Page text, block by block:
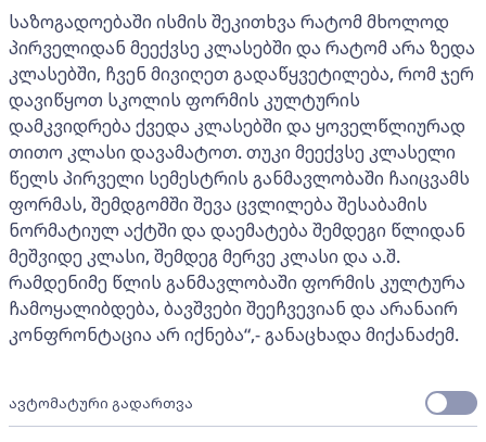
საზოგადოებაში ისმის შეკითხვა რატომ მხოლოდ
პირველიდან მეექვსე კლასებში და რატომ არა ზედა
კლასებში, ჩვენ მივიღეთ გადაწყვეტილება, რომ ჯერ
დავიწყოთ სკოლის ფორმის კულტურის
დამკვიდრება ქვედა კლასებში და ყოველწლიურად
თითო კლასი დავამატოთ. თუკი მეექვსე კლასელი
წელს პირველი სემესტრის განმავლობაში ჩაიცვამს
ფორმას, შემდგომში შევა ცვლილება შესაბამის
ნორმატიულ აქტში და დაემატება შემდეგი წლიდან
მეშვიდე კლასი, შემდეგ მერვე კლასი და ა.შ.
რამდენიმე წლის განმავლობაში ფორმის კულტურა
ჩამოყალიბდება, ბავშვები შეეჩვევიან და არანაირ
კონფრონტაცია არ იქნება“,- განაცხადა მიქანაძემ.
ავტომატური გადართვა